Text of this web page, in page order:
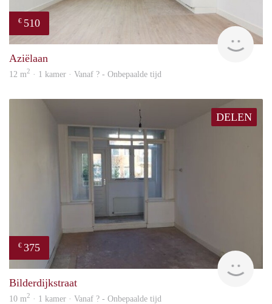
€ 510
Aziëlaan
12 m2 · 1 kamer · Vanaf ? - Onbepaalde tijd
DELEN
€ 375
Bilderdijkstraat
10 m2 · 1 kamer · Vanaf ? - Onbepaalde tijd